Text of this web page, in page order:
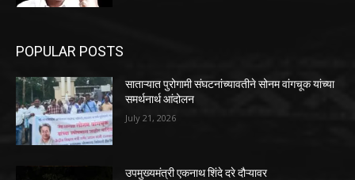
POPULAR POSTS
साताऱ्यात पुरोगामी संघटनांच्यावतीने सोनम वांगचूक यांच्या
समर्थनार्थ आंदोलन
July 21, 2026
उपमुख्यमंत्री एकनाथ शिंदे दरे दौऱ्यावर